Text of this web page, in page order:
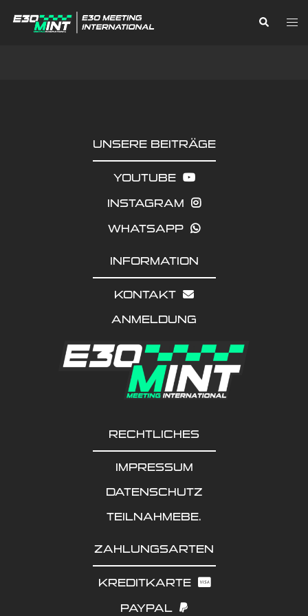
Inhalt
Suche
UNSERE BEITRÄGE
YOUTUBE
INSTAGRAM
WHATSAPP
INFORMATION
KONTAKT
ANMELDUNG
RECHTLICHES
IMPRESSUM
DATENSCHUTZ
TEILNAHMEBE.
ZAHLUNGSARTEN
KREDITKARTE
PAYPAL